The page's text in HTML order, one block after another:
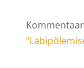
Kommentaar